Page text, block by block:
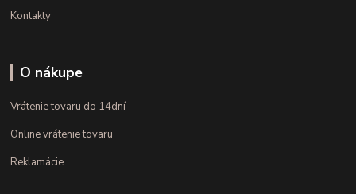
Kontakty
O nákupe
Vrátenie tovaru do 14dní
Online vrátenie tovaru
Reklamácie